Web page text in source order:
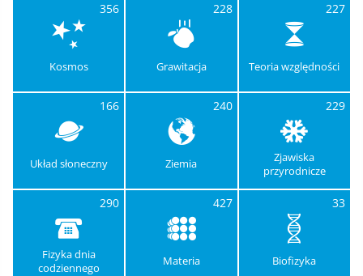
356
Kosmos
228
Grawitacja
227
Teoria względności
166
Układ słoneczny
240
Ziemia
229
Zjawiska
przyrodnicze
290
Fizyka dnia
codziennego
427
Materia
33
Biofizyka